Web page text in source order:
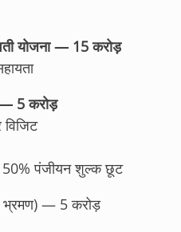
योजना — 15 करोड़
— 5 करोड़
विजिट
50% पंजीयन शुल्क छूट
भ्रमण) — 5 करोड़